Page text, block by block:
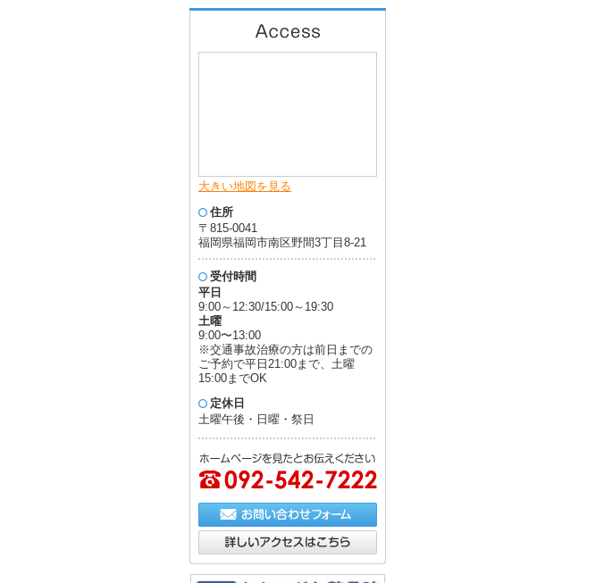
大きい地図を見る
住所
〒815-0041
福岡県福岡市南区野間3丁目8-21
受付時間
平日
9:00～12:30/15:00～19:30
土曜
9:00〜13:00
※交通事故治療の方は前日までの
ご予約で平日21:00まで、土曜
15:00までOK
定休日
土曜午後・日曜・祭日